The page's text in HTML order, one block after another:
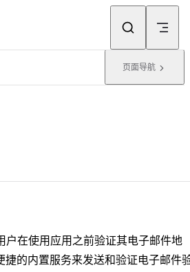
页面导航
户在使用应用之前验证其电子邮件地
捷的内置服务来发送和验证电子邮件